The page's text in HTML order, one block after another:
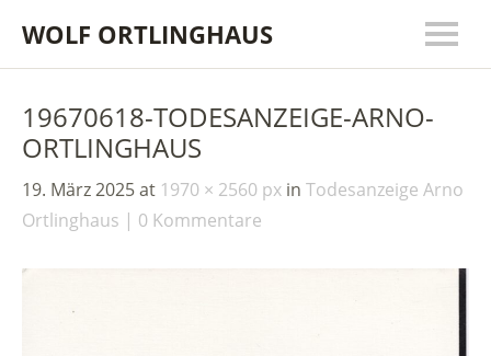
WOLF ORTLINGHAUS
19670618-TODESANZEIGE-ARNO-
ORTLINGHAUS
19. März 2025at 1970 × 2560 px in Todesanzeige Arno
Ortlinghaus
0 Kommentare